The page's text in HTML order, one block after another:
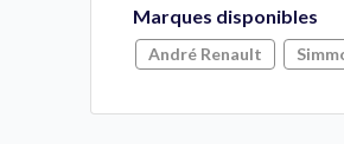
Marques disponibles
André Renault